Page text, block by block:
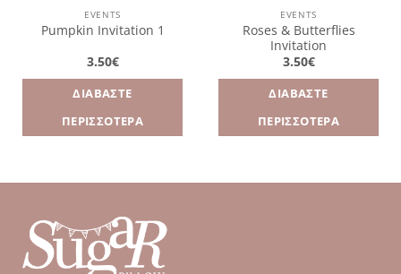
EVENTS
Pumpkin Invitation 1
3.50€
ΔΙΑΒΆΣΤΕ
ΠΕΡΙΣΣΌΤΕΡΑ
EVENTS
Roses & Butterflies
Invitation
3.50€
ΔΙΑΒΆΣΤΕ
ΠΕΡΙΣΣΌΤΕΡΑ